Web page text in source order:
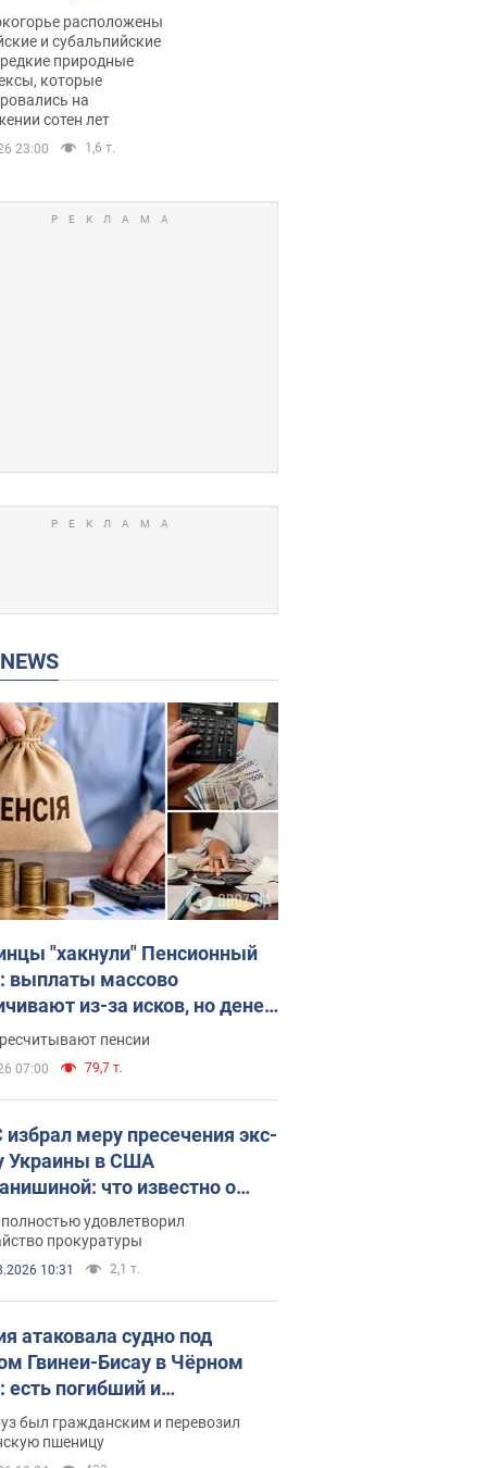
тревогурасположены
и субальпийские
природные
которые
на
сотен лет
23:00 1,6 т.
NEWS
"хакнули" Пенсионный
выплаты массово
из-за исков, но денег
пенсии
07:00 79,7 т.
меру пресечения экс-
Украины в США
что известно о
удовлетворил
прокуратуры
10:31 2,1 т.
атаковала судно под
Гвинеи-Бисау в Чёрном
есть погибший и
был гражданским и перевозил
пшеницу